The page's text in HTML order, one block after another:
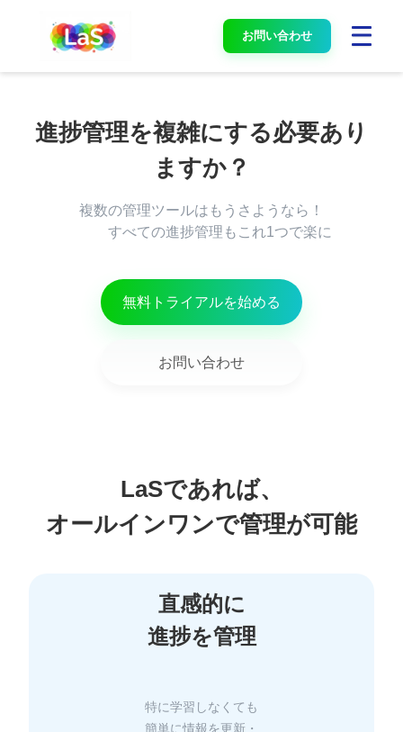
お問い合わせ
進捗管理を複雑にする必要あり
複数の管理ツールはもうさようなら！
無料トライアルを始める
お問い合わせ
LaSであれば、
直感的に
特に学習しなくても
簡単に情報を更新・